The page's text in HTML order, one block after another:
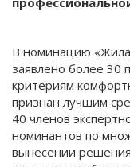
В номинацию
заявлено более 30
критериям
признан лучшим
40 членов
номинантов по
вынесении